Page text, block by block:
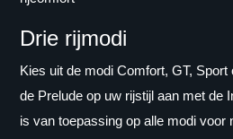
Drie rijmodi
Kies uit de modi Comfort, GT,
de Prelude op uw rijstijl aan met de
is van toepassing op alle modi voor